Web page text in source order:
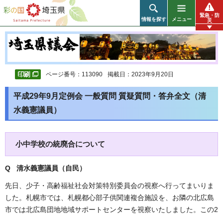
彩の国 埼玉県
情報を探す メニュー
緊急・防
災
ページ番号：113090 掲載日：2023年9月20日
平成29年9月定例会 一般質問 質疑質問・答弁全文（清
水義憲議員）
小中学校の統廃合について
Q 清水義憲議員（自民）
先日、少子・高齢福祉社会対策特別委員会の視察へ行ってまいりま
した。札幌市では、札幌都心部子供関連複合施設を、お隣の北広島
市では北広島団地地域サポートセンターを視察いたしました。この2